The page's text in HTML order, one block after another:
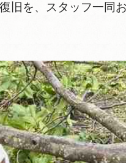
旧を、スタッフ一同